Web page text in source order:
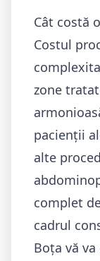
Cât costă
Costul
zone
pacienții
alte
complet
cadrul
Boța vă